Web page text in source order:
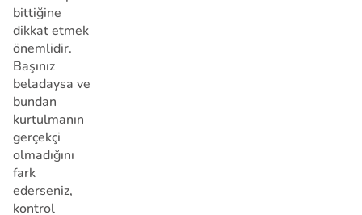
bittiğine
dikkat etmek
önemlidir.
Başınız
beladaysa ve
bundan
kurtulmanın
gerçekçi
olmadığını
fark
ederseniz,
kontrol